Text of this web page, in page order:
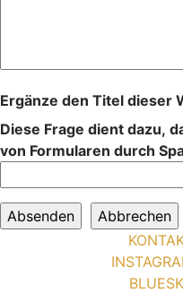
Ergänze den Titel dieser
Diese Frage dient dazu,
von Formularen durch